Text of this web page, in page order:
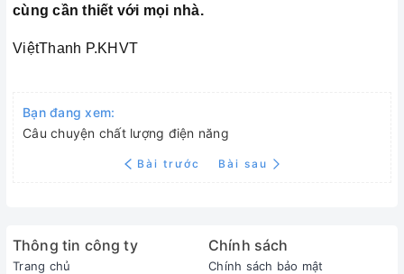
cùng cần thiết với mọi nhà.
ViệtThanh P.KHVT
Bạn đang xem:
Câu chuyện chất lượng điện năng
Bài trước Bài sau
Thông tin công ty
Trang chủ
Chính sách
Chính sách bảo mật